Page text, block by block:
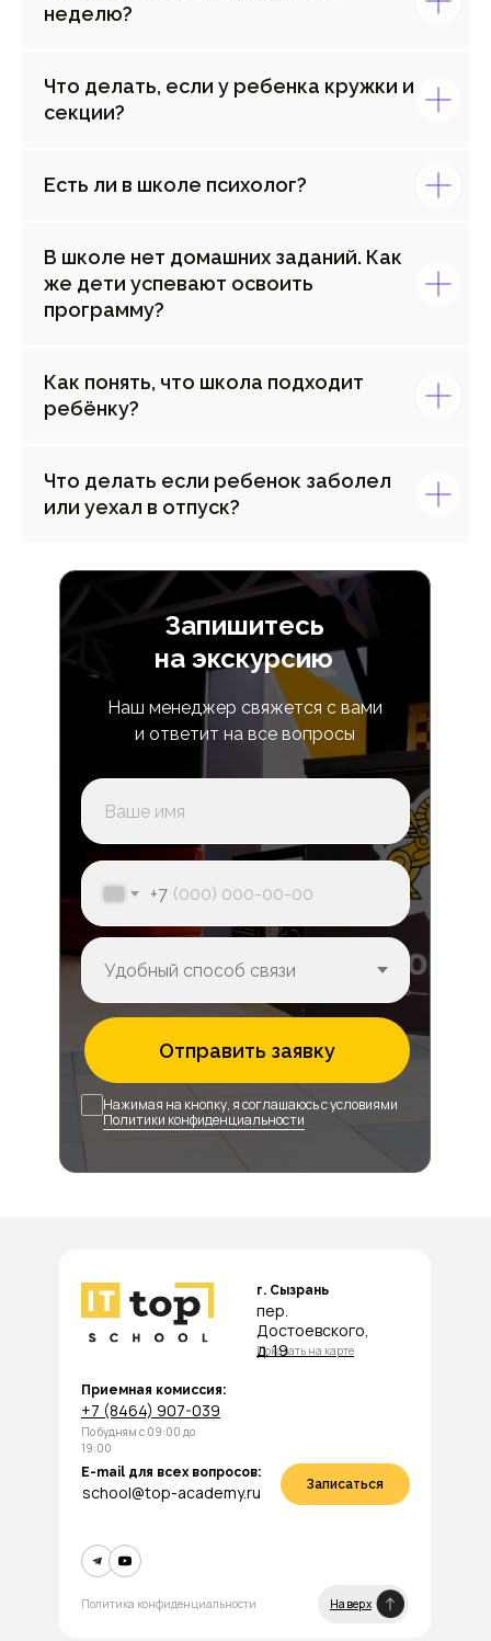
неделю?
Что делать, если у ребенка кружки и
секции?
Есть ли в школе психолог?
В школе нет домашних заданий. Как
же дети успевают освоить
программу?
Как понять, что школа подходит
ребёнку?
Что делать если ребенок заболел
или уехал в отпуск?
Запишитесь
на экскурсию
Наш менеджер свяжется с вами
и ответит на все вопросы
+7
Отправить заявку
Нажимая на кнопку, я соглашаюсь с условиями
Политики конфиденциальности
Наверх
Политика конфиденциальности
По будням с 09:00 до
19:00
г. Сызрань
Приемная комиссия:
пер.
Достоевского,
д. 19
Показать на карте
school@top-academy.ru
E-mail для всех вопросов:
Записаться
+7 (8464) 907-039